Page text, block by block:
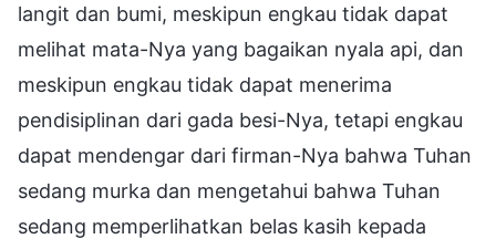
langit dan bumi, meskipun engkau tidak dapat
melihat mata-Nya yang bagaikan nyala api, dan
meskipun engkau tidak dapat menerima
pendisiplinan dari gada besi-Nya, tetapi engkau
dapat mendengar dari firman-Nya bahwa Tuhan
sedang murka dan mengetahui bahwa Tuhan
sedang memperlihatkan belas kasih kepada